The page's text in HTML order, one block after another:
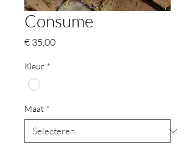
Consume
€ 35,00Prijs
Kleur *
Maat *